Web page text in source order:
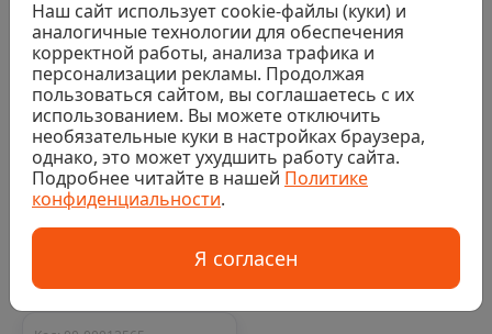
0
Грунтовка
антикоррозивная
Bergauf GF-21,
красно-коричневый,
25кг
Последняя цена
3 801 ₽/шт
0
Универсальная
фасадная грунтовка
Baumit UniPrimer,
25кг
Последняя цена
3 968 ₽/шт
Наш сайт использует cookie-файлы (куки) и
аналогичные технологии для обеспечения
корректной работы, анализа трафика и
персонализации рекламы. Продолжая
пользоваться сайтом, вы соглашаетесь с их
использованием. Вы можете отключить
необязательные куки в настройках браузера,
однако, это может ухудшить работу сайта.
Подробнее читайте в нашей Политике
конфиденциальности.
Я согласен